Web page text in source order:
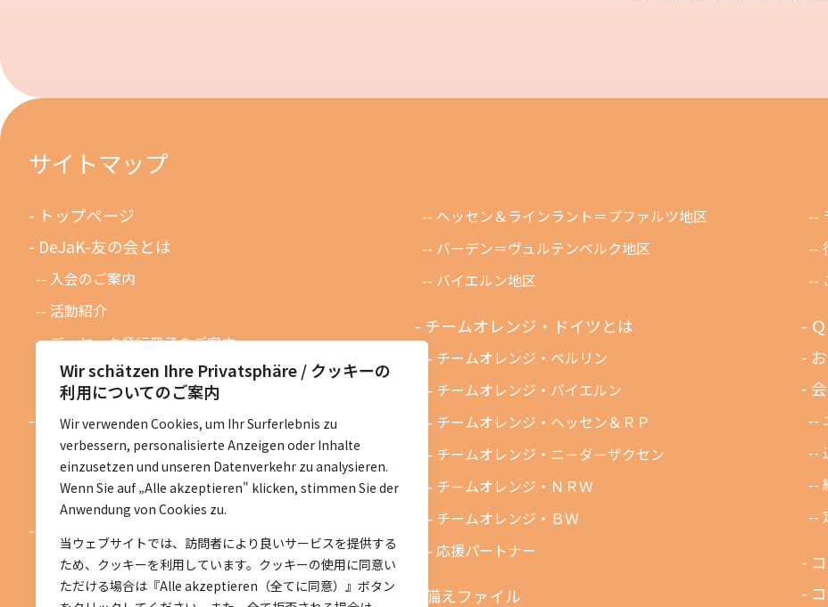
Wir schätzen Ihre Privatsphäre / クッキーの
利用についてのご案内
Wir verwenden Cookies, um Ihr Surferlebnis zu
verbessern, personalisierte Anzeigen oder Inhalte
einzusetzen und unseren Datenverkehr zu analysieren.
Wenn Sie auf „Alle akzeptieren" klicken, stimmen Sie der
Anwendung von Cookies zu.
当ウェブサイトでは、訪問者により良いサービスを提供する
ため、クッキーを利用しています。クッキーの使用に同意い
ただける場合は『Alle akzeptieren（全てに同意）』ボタン
サイトマップ
トップページ
DeJaK-友の会とは
入会のご案内
活動紹介
デーヤック発行冊子のご案内
DeJaK友の会設立１０周年記念
お知らせ
お知らせ一覧
活動予定一覧
ベルリン地区
ニーダーザクセン地区
ヘッセン＆ラインラント＝プファルツ地区
バーデン＝ヴュルテンベルク地区
バイエルン地区
チームオレンジ・ドイツとは
チームオレンジ・ベルリン
チームオレンジ・バイエルン
チームオレンジ・ヘッセン＆ＲＰ
チームオレンジ・ニ－ダ－ザクセン
チ－ムオレンジ・ＮＲＷ
チームオレンジ・ＢＷ
応援パートナー
備えファイル